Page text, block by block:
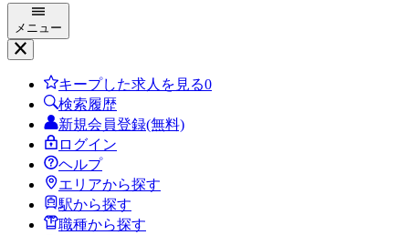
メニュー
キープした求人を見る0
検索履歴
新規会員登録(無料)
ログイン
ヘルプ
エリアから探す
駅から探す
職種から探す